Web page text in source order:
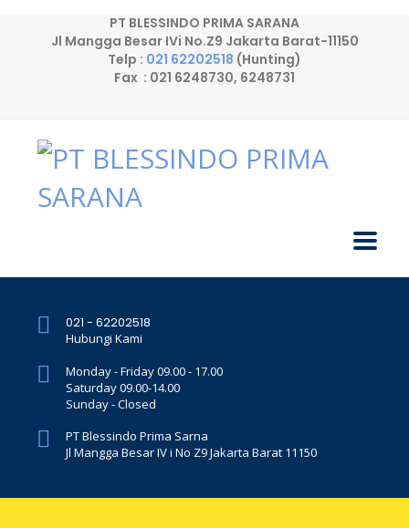
PT BLESSINDO PRIMA SARANA
Jl Mangga Besar IVi No.Z9 Jakarta Barat-11150
Telp : 021 62202518 (Hunting)
Fax : 021 6248730, 6248731
021 - 62202518
Hubungi Kami
Monday - Friday 09.00 - 17.00
Saturday 09.00-14.00
Sunday - Closed
PT Blessindo Prima Sarna
Jl Mangga Besar IV i No Z9 Jakarta Barat 11150